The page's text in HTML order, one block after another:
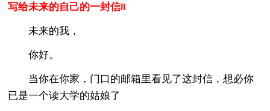
写给未来的自己的一封信8
未来的我，
你好。
当你在你家，门口的邮箱里看见了这封信，想必你
已是一个读大学的姑娘了